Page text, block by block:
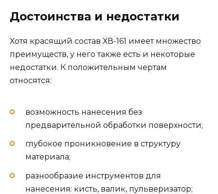
Достоинства и недостатки
Хотя красящий состав ХВ-161 имеет множество
преимуществ, у него также есть и некоторые
недостатки. К положительным чертам
относятся:
возможность нанесения без
предварительной обработки поверхности;
глубокое проникновение в структуру
материала;
разнообразие инструментов для
нанесения: кисть, валик, пульверизатор;